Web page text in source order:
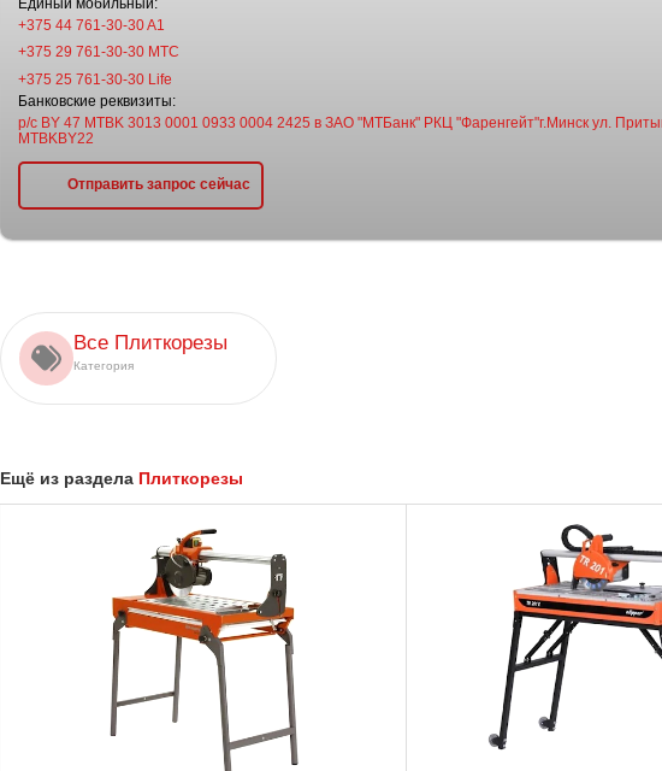
Единый мобильный:
+375 44 761-30-30 A1
+375 29 761-30-30 МТС
+375 25 761-30-30 Life
Банковские реквизиты:
р/с BY 47 MTBK 3013 0001 0933 0004 2425 в ЗАО "МТБанк" РКЦ "Фаренгейт"г.Минск ул.
MTBKBY22
Отправить запрос сейчас
Все Плиткорезы
Категория
Ещё из раздела Плиткорезы